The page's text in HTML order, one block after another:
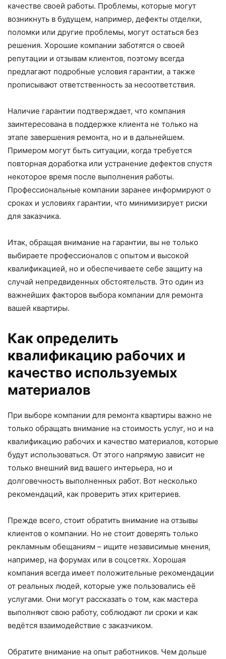
качестве своей работы. Проблемы, которые могут
возникнуть в будущем, например, дефекты отделки,
поломки или другие проблемы, могут остаться без
решения. Хорошие компании заботятся о своей
репутации и отзывам клиентов, поэтому всегда
предлагают подробные условия гарантии, а также
прописывают ответственность за несоответствия.
Наличие гарантии подтверждает, что компания
заинтересована в поддержке клиента не только на
этапе завершения ремонта, но и в дальнейшем.
Примером могут быть ситуации, когда требуется
повторная доработка или устранение дефектов спустя
некоторое время после выполнения работы.
Профессиональные компании заранее информируют о
сроках и условиях гарантии, что минимизирует риски
для заказчика.
Итак, обращая внимание на гарантии, вы не только
выбираете профессионалов с опытом и высокой
квалификацией, но и обеспечиваете себе защиту на
случай непредвиденных обстоятельств. Это один из
важнейших факторов выбора компании для ремонта
вашей квартиры.
Как определить
квалификацию рабочих и
качество используемых
материалов
При выборе компании для ремонта квартиры важно не
только обращать внимание на стоимость услуг, но и на
квалификацию рабочих и качество материалов, которые
будут использоваться. От этого напрямую зависит не
только внешний вид вашего интерьера, но и
долговечность выполненных работ. Вот несколько
рекомендаций, как проверить этих критериев.
Прежде всего, стоит обратить внимание на отзывы
клиентов о компании. Но не стоит доверять только
рекламным обещаниям – ищите независимые мнения,
например, на форумах или в соцсетях. Хорошая
компания всегда имеет положительные рекомендации
от реальных людей, которые уже пользовались её
услугами. Они могут рассказать о том, как мастера
выполняют свою работу, соблюдают ли сроки и как
ведётся взаимодействие с заказчиком.
Обратите внимание на опыт работников. Чем дольше